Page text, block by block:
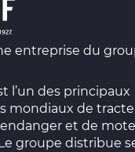
entreprise du
l’un des principaux
mondiaux de
et de
groupe distribue